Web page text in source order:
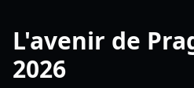
L'avenir de
2026